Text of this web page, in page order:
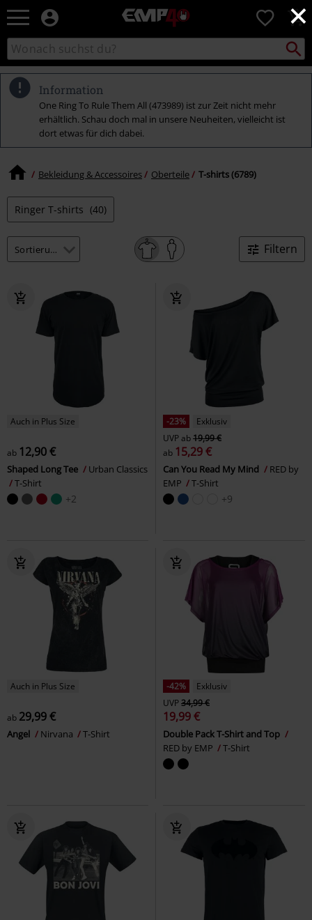
×
EMP
Merchandise
-
Shop
&
Entertainment
0
Katalog
durchsuchen
suchen
Information
One Ring To Rule Them All (473989) ist zur Zeit nicht mehr
erhältlich. Schau doch mal in unsere Neuheiten, vielleicht ist
dort etwas für dich dabei.
Bekleidung & Accessoires Oberteile T-shirts (6789)
Ringer T-shirts (40)
Filtern
Auch in Plus Size
ab 12,90 €
Shaped Long Tee
Urban Classics
T-Shirt
+2
-23%
Exklusiv
UVPab19,99 €
ab 15,29 €
Can You Read My Mind
RED by
EMP
T-Shirt
+9
Auch in Plus Size
ab 29,99 €
Angel Nirvana T-Shirt
-42%
Exklusiv
UVP34,99 €
19,99 €
Double Pack T-Shirt and Top
RED by EMP
T-Shirt